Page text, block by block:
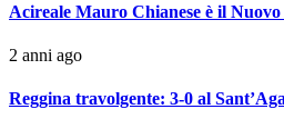
Acireale Mauro Chianese è il
2 anni ago
Reggina travolgente: 3-0 al